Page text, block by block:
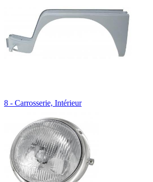
8 - Carrosserie, Intérieur